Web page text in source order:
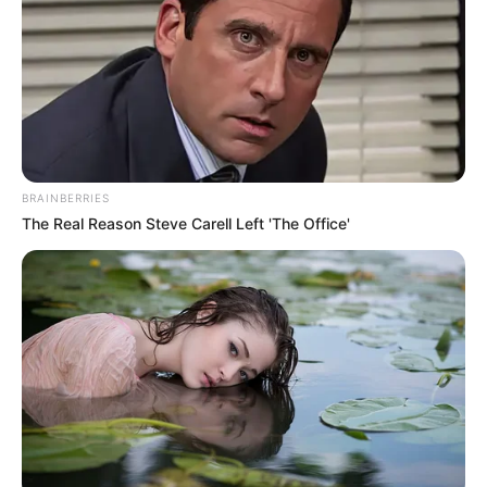
Bolinha de isopor número 25
Retalhos de tecido
Palito de churrasco
BRAINBERRIES
The Real Reason Steve Carell Left 'The Office'